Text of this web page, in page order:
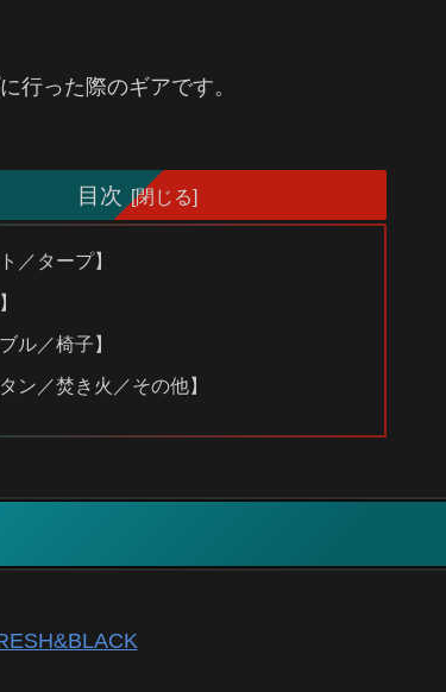
行った際のギアです。
目次
／タープ】
ル／椅子】
タン／焚き火／その他】